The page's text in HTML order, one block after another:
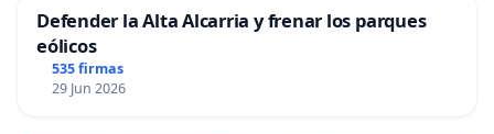
Llodrá
Defender la Alta Alcarria y frenar los parques
eólicos
535 firmas
29 Jun 2026